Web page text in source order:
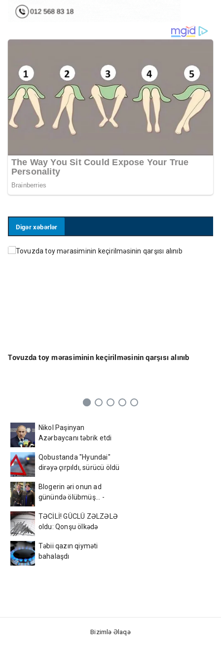
Digər xəbərlər
Tovuzda toy mərasiminin keçirilməsinin qarşısı alınıb
Nikol Paşinyan
Azərbaycanı təbrik etdi
Qobustanda "Hyundai"
dirəyə çırpıldı, sürücü öldü
Blogerin əri onun ad
günündə ölübmüş... -
TƏCİLİ! GÜCLÜ ZƏLZƏLƏ
oldu: Qonşu ölkədə
Təbii qazın qiyməti
bahalaşdı
Bizimlə Əlaqə